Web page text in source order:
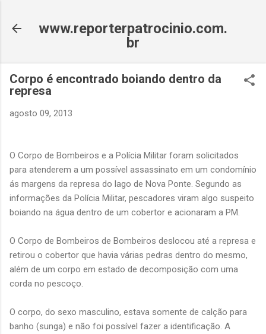
www.reporterpatrocinio.com.
br
Corpo é encontrado boiando dentro da
represa
agosto 09, 2013
O Corpo de Bombeiros e a Polícia Militar foram solicitados
para atenderem a um possível assassinato em um condomínio
ás margens da represa do lago de Nova Ponte. Segundo as
informações da Polícia Militar, pescadores viram algo suspeito
boiando na água dentro de um cobertor e acionaram a PM.
O Corpo de Bombeiros de Bombeiros deslocou até a represa e
retirou o cobertor que havia várias pedras dentro do mesmo,
além de um corpo em estado de decomposição com uma
corda no pescoço.
O corpo, do sexo masculino, estava somente de calção para
banho (sunga) e não foi possível fazer a identificação. A